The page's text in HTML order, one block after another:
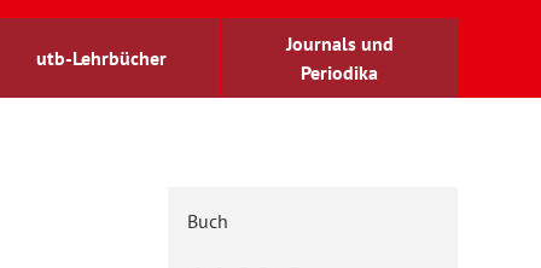
utb-Lehrbücher
Journals und
Periodika
Buch